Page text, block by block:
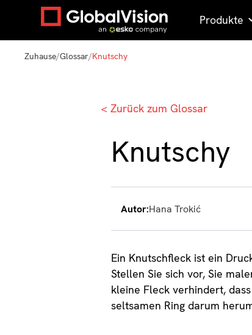
Produkte
Zuhause/Glossar/Knutschy
< Zurück zum Glossar
Knutschy
Autor:Hana Trokić
Ein Knutschfleck ist ein
Stellen Sie sich vor, Sie
kleine Fleck verhindert,
seltsamen Ring darum